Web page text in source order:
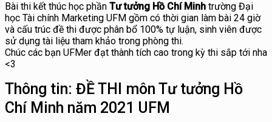
Bài thi kết thúc học phần Tư tưởng Hồ Chí Minh trường Đại
học Tài chính Marketing UFM gồm có thời gian làm bài 24 giờ
và cấu trúc đề thi được phân bổ 100% tự luận, sinh viên được
sử dụng tài liệu tham khảo trong phòng thi.
Chúc các bạn UFMer đạt thành tích cao trong kỳ thi sắp tới nha
<3
Thông tin: ĐỀ THI môn Tư tưởng Hồ
Chí Minh năm 2021 UFM